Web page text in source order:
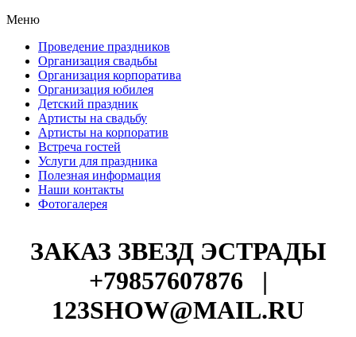
Меню
Проведение праздников
Организация свадьбы
Организация корпоратива
Организация юбилея
Детский праздник
Артисты на свадьбу
Артисты на корпоратив
Встреча гостей
Услуги для праздника
Полезная информация
Наши контакты
Фотогалерея
ЗАКАЗ ЗВЕЗД ЭСТРАДЫ
+79857607876
|
123SHOW@MAIL.RU